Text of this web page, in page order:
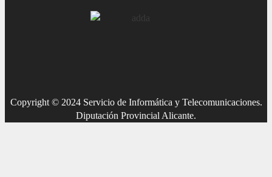
Copyright © 2024 Servicio de Informática y Telecomunicaciones.
Diputación Provincial Alicante.